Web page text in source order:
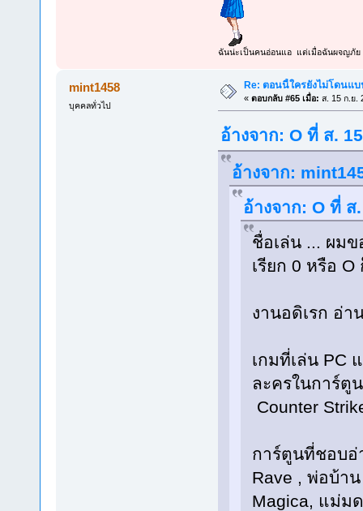
ฉันน่ะเป็นคนอ่อนแอ แต่เมื่อฉันผจญภัย
mint1458
บุคคลทั่วไป
Re: ตอนนี้ใครยังไม่โดนแบ
« ตอบกลับ #65 เมื่อ: ส. 15 ก.ย.
อ้างจาก: O ที่ ส.
อ้างจาก:
อ้างจาก: O ที่ ส
ชื่อเล่น ... ผม
เรียก 0 หรือ O
งานอดิเรก อ่า
เกมที่เล่น PC
ละครในการ์ตู
Counter
การ์ตูนที่ชอบอ่
Rave , พ่อบ้าน
Magica, แม่ม